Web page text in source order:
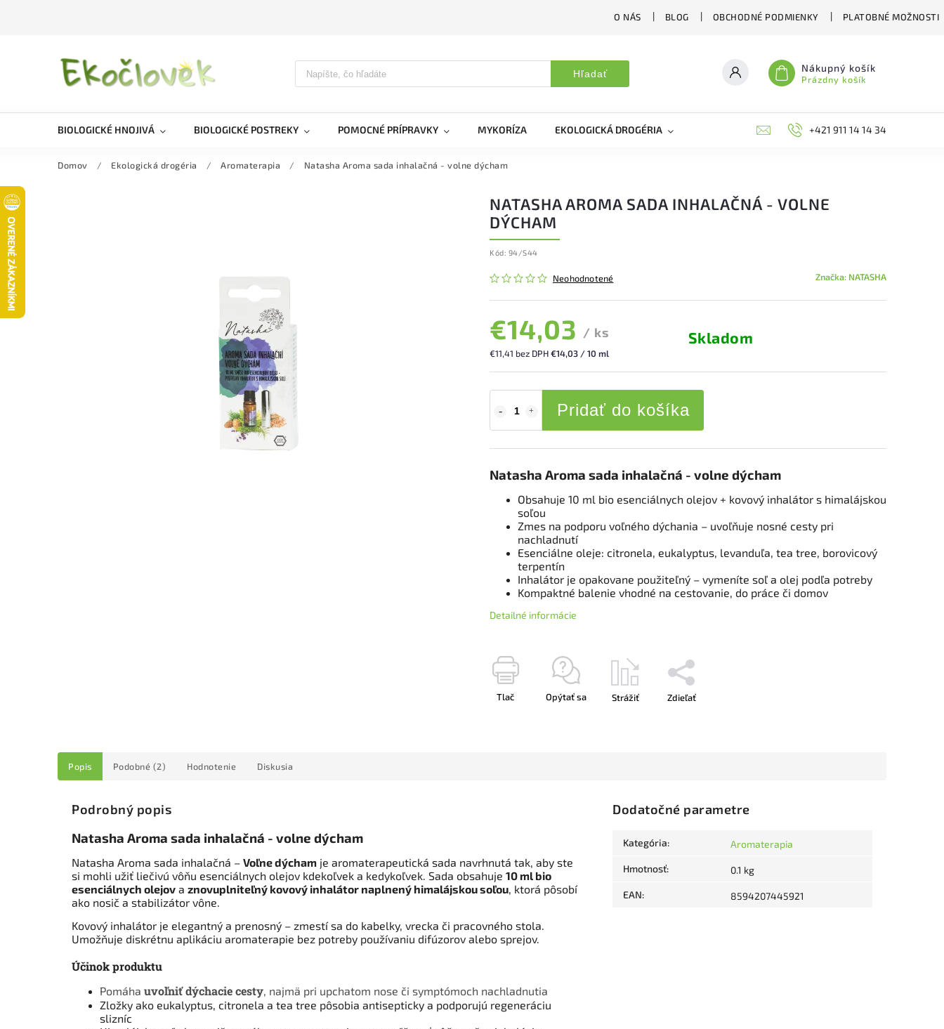
O NÁS BLOG OBCHODNÉ PODMIENKY PLATOBNÉ MOŽNOSTI
Hľadať Nákupný košík
Prázdny košík
BIOLOGICKÉ HNOJIVÁ BIOLOGICKÉ POSTREKY POMOCNÉ PRÍPRAVKY MYKORÍZA EKOLOGICKÁ DROGÉRIA VČELIE LIEČIVÁ BIOAGENS PLAŠIČE A
+421 911 14 14 34
Domov / Ekologická drogéria / Aromaterapia / Natasha Aroma sada inhalačná - volne dýcham
NATASHA AROMA SADA INHALAČNÁ - VOLNE
DÝCHAM
Kód: 94/S44
Neohodnotené Značka: NATASHA
€14,03 / ks
€11,41 bez DPH€14,03 / 10 ml
Skladom
Pridať do košíka
Natasha Aroma sada inhalačná - volne dýcham
Obsahuje 10 ml bio esenciálnych olejov + kovový inhalátor s himalájskou
soľou
Zmes na podporu voľného dýchania – uvoľňuje nosné cesty pri
nachladnutí
Esenciálne oleje: citronela, eukalyptus, levanduľa, tea tree, borovicový
terpentín
Inhalátor je opakovane použiteľný – vymeníte soľ a olej podľa potreby
Kompaktné balenie vhodné na cestovanie, do práce či domov
Detailné informácie
Tlač Opýtať sa Strážiť Zdieľať
Popis Podobné (2) Hodnotenie Diskusia
Podrobný popis
Natasha Aroma sada inhalačná - volne dýcham
Natasha Aroma sada inhalačná – Voľne dýcham je aromaterapeutická sada navrhnutá tak, aby ste
si mohli užiť liečivú vôňu esenciálnych olejov kdekoľvek a kedykoľvek. Sada obsahuje 10 ml bio
esenciálnych olejov a znovuplniteľný kovový inhalátor naplnený himalájskou soľou, ktorá pôsobí
ako nosič a stabilizátor vône.
Kovový inhalátor je elegantný a prenosný – zmestí sa do kabelky, vrecka či pracovného stola.
Umožňuje diskrétnu aplikáciu aromaterapie bez potreby používaniu difúzorov alebo sprejov.
Účinok produktu
Pomáha uvoľniť dýchacie cesty , najmä pri upchatom nose či symptómoch nachladnutia
Zložky ako eukalyptus, citronela a tea tree pôsobia antisepticky a podporujú regeneráciu
slizníc
Dodatočné parametre
Kategória: Aromaterapia
Hmotnosť: 0.1 kg
EAN: 8594207445921